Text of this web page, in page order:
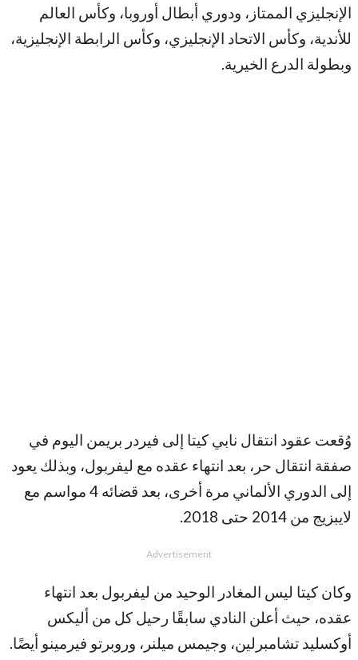
الإنجليزي الممتاز، ودوري أبطال أوروبا، وكأس العالم
للأندية، وكأس الاتحاد الإنجليزي، وكأس الرابطة الإنجليزية،
وبطولة الدرع الخيرية.
وُقعت عقود انتقال نابي كيتا إلى فيردر بريمن اليوم في
صفقة انتقال حر، بعد انتهاء عقده مع ليفربول، وبذلك يعود
إلى الدوري الألماني مرة أخرى، بعد قضائه 4 مواسم مع
لايبزيج من 2014 حتى 2018.
Advertisement
وكان كيتا ليس المغادر الوحيد من ليفربول بعد انتهاء
عقده، حيث أعلن النادي سابقًا رحيل كل من أليكس
أوكسليد تشامبرلين، وجيمس ميلنر، وروبرتو فيرمينو أيضًا.